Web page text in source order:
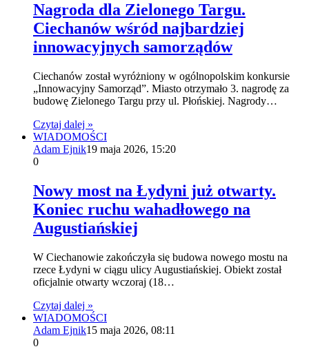
Nagroda dla Zielonego Targu.
Ciechanów wśród najbardziej
innowacyjnych samorządów
Ciechanów został wyróżniony w ogólnopolskim konkursie
„Innowacyjny Samorząd”. Miasto otrzymało 3. nagrodę za
budowę Zielonego Targu przy ul. Płońskiej. Nagrody…
Czytaj dalej »
WIADOMOŚCI
Adam Ejnik19 maja 2026, 15:20
0
Nowy most na Łydyni już otwarty.
Koniec ruchu wahadłowego na
Augustiańskiej
W Ciechanowie zakończyła się budowa nowego mostu na
rzece Łydyni w ciągu ulicy Augustiańskiej. Obiekt został
oficjalnie otwarty wczoraj (18…
Czytaj dalej »
WIADOMOŚCI
Adam Ejnik15 maja 2026, 08:11
0